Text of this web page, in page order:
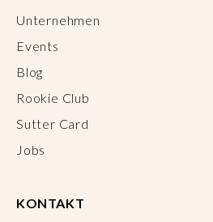
Unternehmen
Events
Blog
Rookie Club
Sutter Card
Jobs
KONTAKT